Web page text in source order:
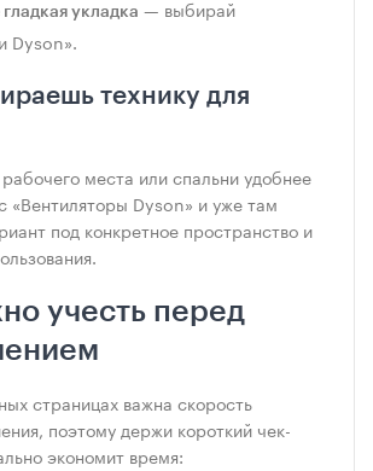
укладка — выбирай
Dyson».
технику для
места или спальни удобнее
«Вентиляторы Dyson» и уже там
под конкретное пространство и
учесть перед
страницах важна скорость
поэтому держи короткий чек-
экономит время: